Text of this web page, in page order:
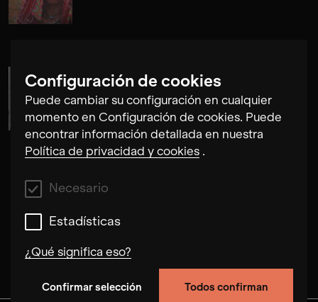
Configuración de cookies
Puede cambiar su configuración en cualquier
momento en Configuración de cookies. Puede
encontrar información detallada en nuestra
Política de privacidad y cookies .
Necesario
Estadísticas
¿Qué significa eso?
Confirmar selección Todos confirman
Cosima Gerhardt